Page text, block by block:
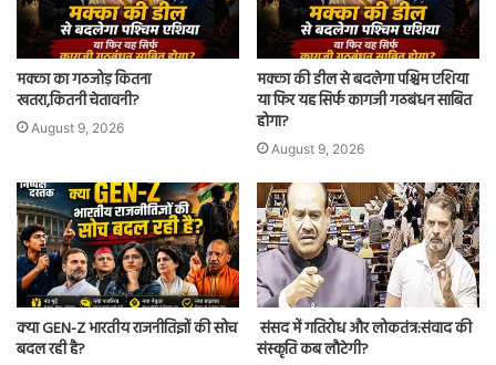
मक्का का गठजोड़ कितना
खतरा,कितनी चेतावनी?
August 9, 2026
मक्का की डील से बदलेगा पश्चिम एशिया
या फिर यह सिर्फ कागजी गठबंधन साबित
होगा?
August 9, 2026
क्या GEN-Z भारतीय राजनीतिज्ञों की सोच
बदल रही है?
संसद में गतिरोध और लोकतंत्र:संवाद की
संस्कृति कब लौटेगी?